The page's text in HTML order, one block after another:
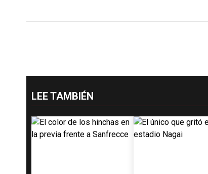
LEE TAMBIÉN